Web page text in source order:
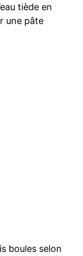
tiède en
une pâte
boules selon